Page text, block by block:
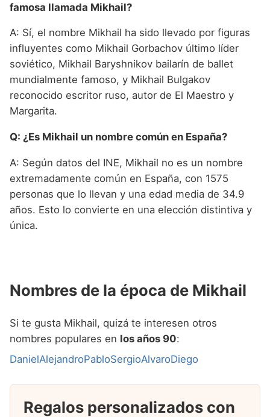
famosa llamada Mikhail?
A: Sí, el nombre Mikhail ha sido llevado por figuras
influyentes como Mikhail Gorbachov último líder
soviético, Mikhail Baryshnikov bailarín de ballet
mundialmente famoso, y Mikhail Bulgakov
reconocido escritor ruso, autor de El Maestro y
Margarita.
Q: ¿Es Mikhail un nombre común en España?
A: Según datos del INE, Mikhail no es un nombre
extremadamente común en España, con 1575
personas que lo llevan y una edad media de 34.9
años. Esto lo convierte en una elección distintiva y
única.
Nombres de la época de Mikhail
Si te gusta Mikhail, quizá te interesen otros
nombres populares en los años 90:
DanielAlejandroPabloSergioAlvaroDiego
Regalos personalizados con